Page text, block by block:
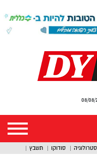
סודוקו תשבץ